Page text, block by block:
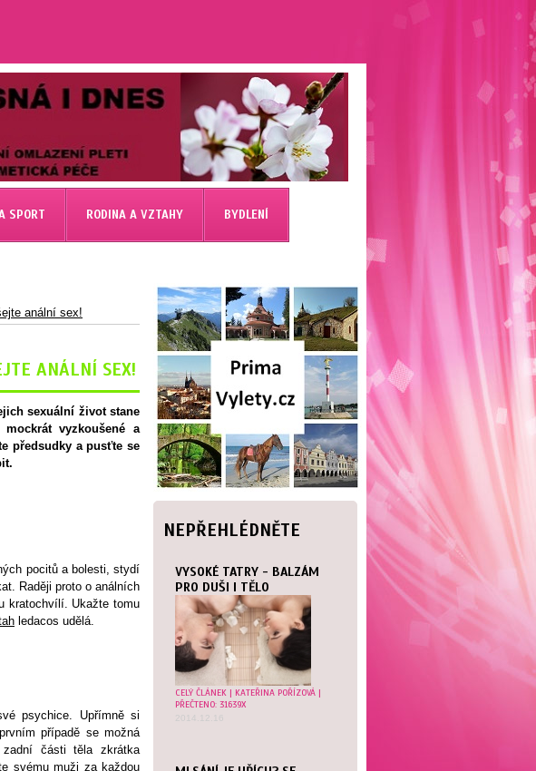
SPORT RODINA A VZTAHY BYDLENÍ
NEPŘEHLÉDNĚTE
VYSOKÉ TATRY - BALZÁM
PRO DUŠI I TĚLO
CELÝ ČLÁNEK | KATEŘINA POŘÍZOVÁ |
PŘEČTENO: 31639X
2014.12.16
anální sex!
ANÁLNÍ SEX!
sexuální život stane
vyzkoušené a
předsudky a pusťte se
pocitů a bolesti, stydí
Raději proto o análních
kratochvílí. Ukažte tomu
ledacos udělá.
psychice. Upřímně si
případě se možná
části těla zkrátka
svému muži za každou